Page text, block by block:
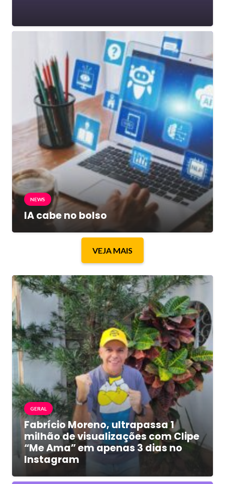
NEWS
IA cabe no bolso
VEJA MAIS
GERAL
Fabrício Moreno, ultrapassa 1
milhão de visualizações com Clipe
“Me Ama” em apenas 3 dias no
Instagram